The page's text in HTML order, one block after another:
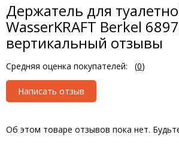
Держатель для
WasserKRAFT Berkel
вертикальный отзывы
Средняя оценка покупателей: (0)
Написать отзыв
Об этом товаре отзывов пока нет.